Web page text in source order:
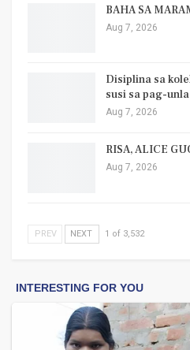
BAHA SA
Aug 7, 2026
Disiplina sa
susi sa pag-
Aug 7, 2026
RISA, ALICE
Aug 7, 2026
PREV NEXT 1 of 3,532